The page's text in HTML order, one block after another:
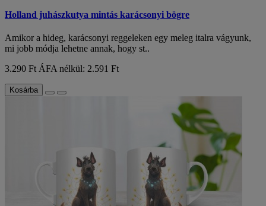
Holland juhászkutya mintás karácsonyi bögre
Amikor a hideg, karácsonyi reggeleken egy meleg italra vágyunk,
mi jobb módja lehetne annak, hogy st..
3.290 Ft ÁFA nélkül: 2.591 Ft
Kosárba